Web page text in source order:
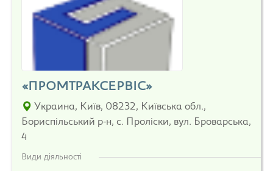
«ПРОМТРАКСЕРВІС»
Украина, Київ, 08232, Київська обл.,
Бориспільський р-н, с. Проліски, вул. Броварська,
4
Види діяльності